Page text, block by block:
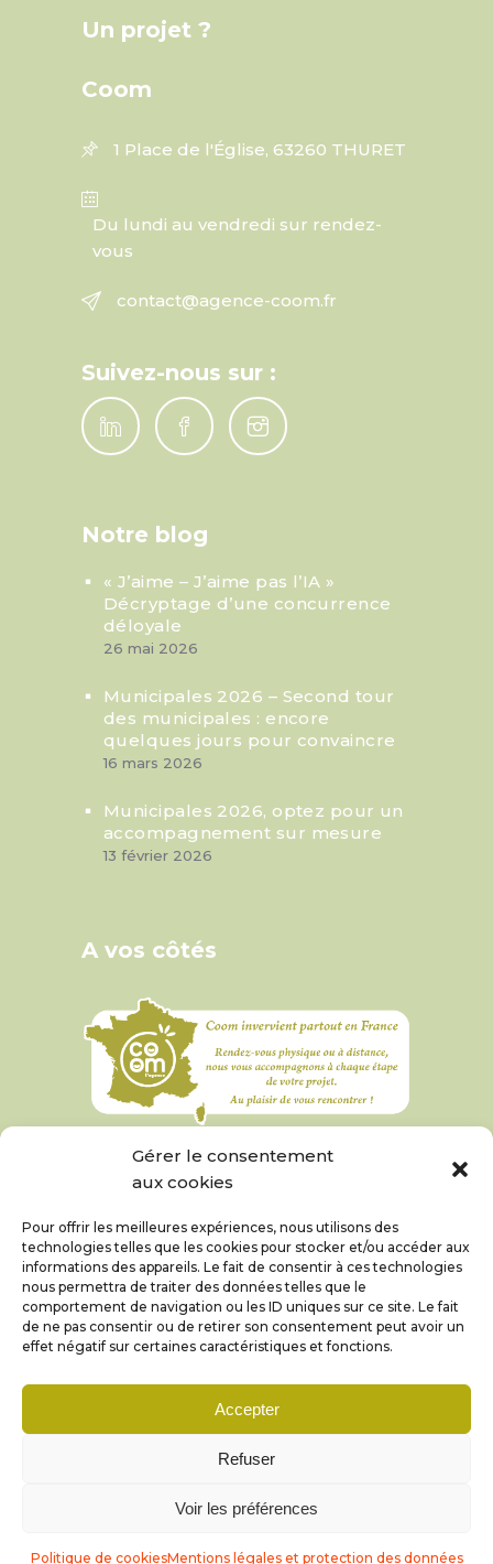
Gérer le consentement
aux cookies
Pour offrir les meilleures expériences, nous utilisons des
technologies telles que les cookies pour stocker et/ou accéder aux
informations des appareils. Le fait de consentir à ces technologies
nous permettra de traiter des données telles que le
comportement de navigation ou les ID uniques sur ce site. Le fait
de ne pas consentir ou de retirer son consentement peut avoir un
effet négatif sur certaines caractéristiques et fonctions.
Accepter
Refuser
Voir les préférences
Politique de cookiesMentions légales et protection des données
Un projet ?
Coom
1 Place de l'Église, 63260 THURET
Du lundi au vendredi sur rendez-
vous
contact@agence-coom.fr
Suivez-nous sur :
Notre blog
« J’aime – J’aime pas l’IA »
Décryptage d’une concurrence
déloyale
26 mai 2026
Municipales 2026 – Second tour
des municipales : encore
quelques jours pour convaincre
16 mars 2026
Municipales 2026, optez pour un
accompagnement sur mesure
13 février 2026
A vos côtés
© Coom 2019 – 2026 |Mentions légales et
protection des données